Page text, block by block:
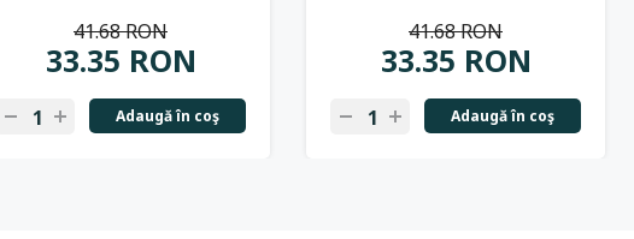
33.35 RON
41.68 RON
Adaugă în coş
33.35 RON
41.68 RON
Adaugă în coş